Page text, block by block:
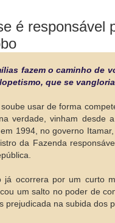
é responsável
fazem o caminho de
que se
usar de forma
verdade, vinham desde
em 1994, no governo
da Fazenda
já ocorrera por um curto
um salto no poder de
prejudicada na subida dos